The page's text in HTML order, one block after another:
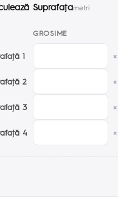
Suprafaţametri
GROSIME
1 ×
2 ×
3 ×
4 ×